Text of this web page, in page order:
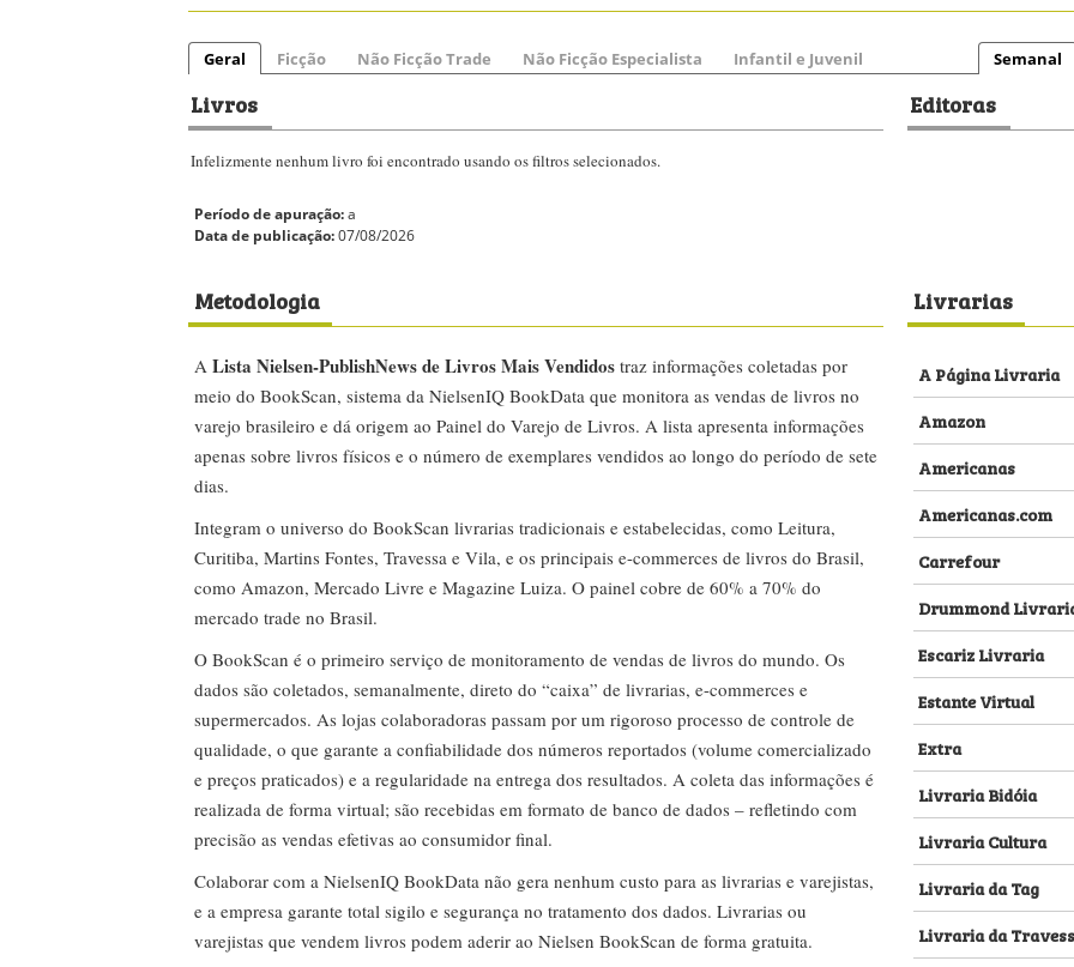
Geral Ficção Não Ficção Trade Não Ficção Especialista Infantil e Juvenil Semanal
Livros
Infelizmente nenhum livro foi encontrado usando os filtros selecionados.
Período de apuração:a
Data de publicação:07/08/2026
Editoras
Metodologia
A Lista Nielsen-PublishNews de Livros Mais Vendidos traz informações coletadas por
meio do BookScan, sistema da NielsenIQ BookData que monitora as vendas de livros no
varejo brasileiro e dá origem ao Painel do Varejo de Livros. A lista apresenta informações
apenas sobre livros físicos e o número de exemplares vendidos ao longo do período de sete
dias.
Integram o universo do BookScan livrarias tradicionais e estabelecidas, como Leitura,
Curitiba, Martins Fontes, Travessa e Vila, e os principais e-commerces de livros do Brasil,
como Amazon, Mercado Livre e Magazine Luiza. O painel cobre de 60% a 70% do
mercado trade no Brasil.
O BookScan é o primeiro serviço de monitoramento de vendas de livros do mundo. Os
dados são coletados, semanalmente, direto do “caixa” de livrarias, e-commerces e
supermercados. As lojas colaboradoras passam por um rigoroso processo de controle de
qualidade, o que garante a confiabilidade dos números reportados (volume comercializado
e preços praticados) e a regularidade na entrega dos resultados. A coleta das informações é
realizada de forma virtual; são recebidas em formato de banco de dados – refletindo com
precisão as vendas efetivas ao consumidor final.
Colaborar com a NielsenIQ BookData não gera nenhum custo para as livrarias e varejistas,
e a empresa garante total sigilo e segurança no tratamento dos dados. Livrarias ou
varejistas que vendem livros podem aderir ao Nielsen BookScan de forma gratuita.
Livrarias
A Página Livraria
Amazon
Americanas
Americanas.com
Carrefour
Drummond
Escariz Livraria
Estante Virtual
Extra
Livraria Bidóia
Livraria Cultura
Livraria da Tag
Livraria da